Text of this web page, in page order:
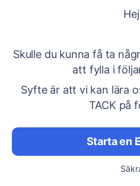
Skulle du kunna få ta
att fylla i
Syfte är att vi kan lära
TACK på
Starta en